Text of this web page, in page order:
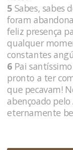
5 Sabes, sabes
foram
feliz presença
qualquer
constantes
6 Pai
pronto a ter
que pecavam!
abençoado
eternamente